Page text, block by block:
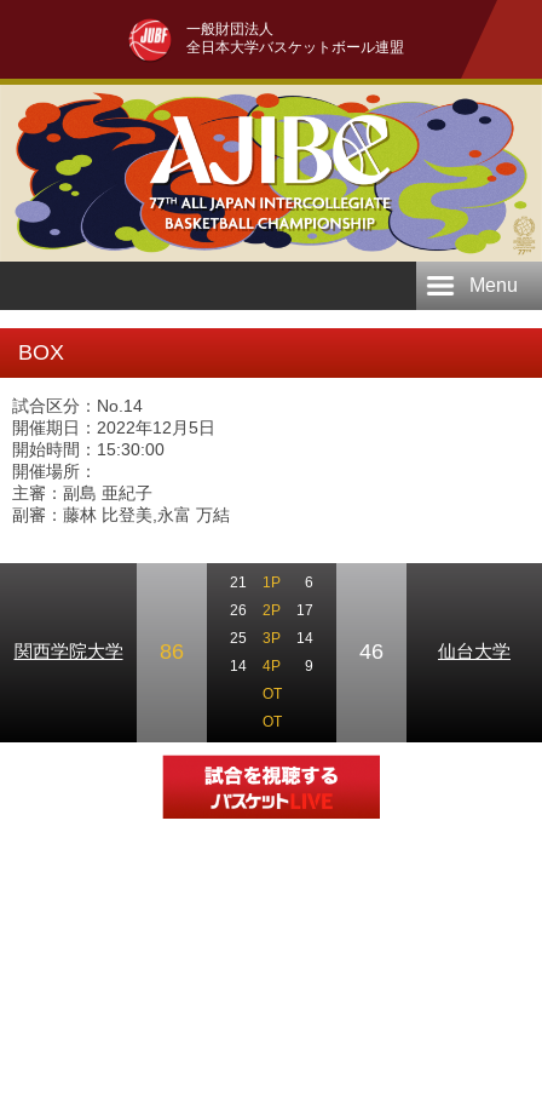
一般財団法人
全日本大学バスケットボール連盟
Menu
BOX
試合区分：No.14
開催期日：2022年12月5日
開始時間：15:30:00
開催場所：
主審：副島 亜紀子
副審：藤林 比登美,永富 万結
関西学院大学 86
21 1P
6
26
2P
17
25
3P
14
14
4P
9
OT
OT
46 仙台大学